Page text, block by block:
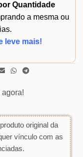
Quantidade
a mesma ou
leve mais!
original da
vínculo com as